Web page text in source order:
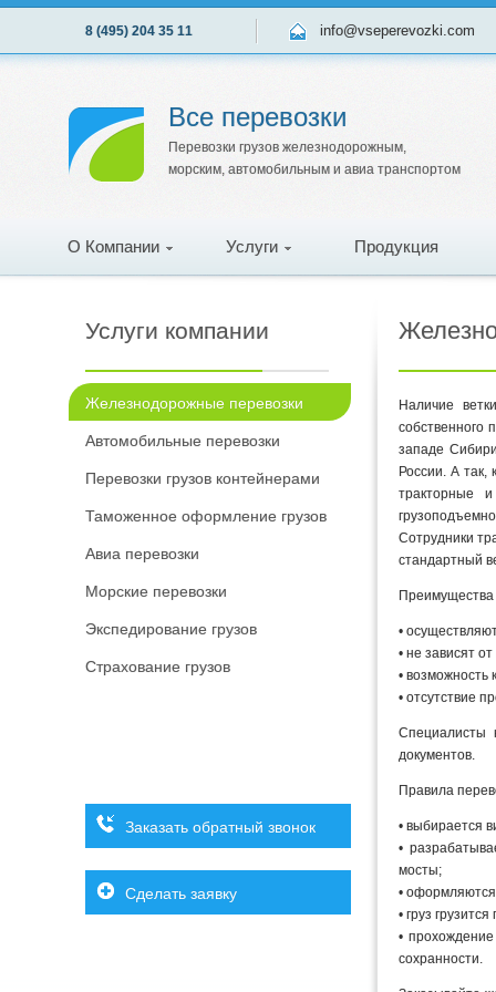
8 (495) 204 35 11 info@vseperevozki.com
Все перевозки
Перевозки грузов железнодорожным,
морским, автомобильным и авиа транспортом
О Компании Услуги Продукция
Услуги компании
Железнодорожные перевозки
Автомобильные перевозки
Перевозки грузов контейнерами
Таможенное оформление грузов
Авиа перевозки
Морские перевозки
Экспедирование грузов
Страхование грузов
Заказать обратный звонок
Сделать заявку
Наличие
собственного
западе
России. А
тракторные
Сотрудники
стандартный
•
• не зависят
• возможность
• отсутствие
Специалисты
документов.
Правила
• выбирается
•
мосты;
•
• груз
•
сохранности.